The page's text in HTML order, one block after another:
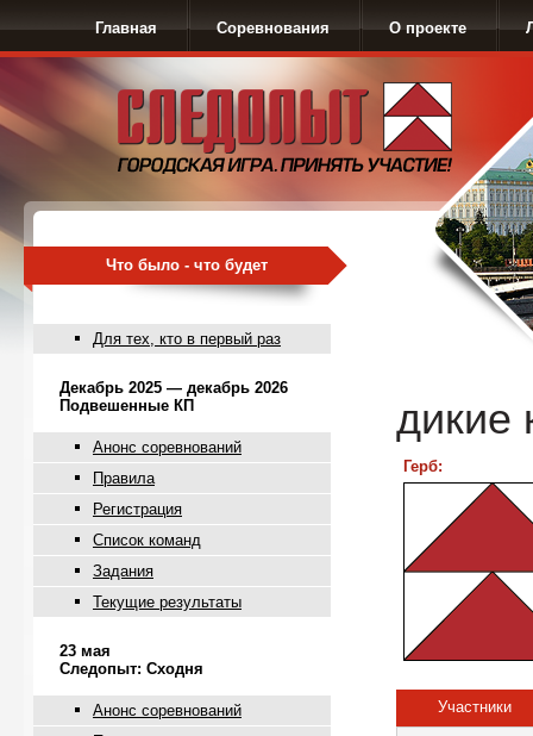
Главная Соревнования О проекте
Что было - что будет
Для тех, кто в первый раз
Декабрь 2025 — декабрь 2026
Подвешенные КП
Анонс соревнований
Правила
Регистрация
Список команд
Задания
Текущие результаты
23 мая
Следопыт: Сходня
Анонс соревнований
дикие
Герб:
Участники